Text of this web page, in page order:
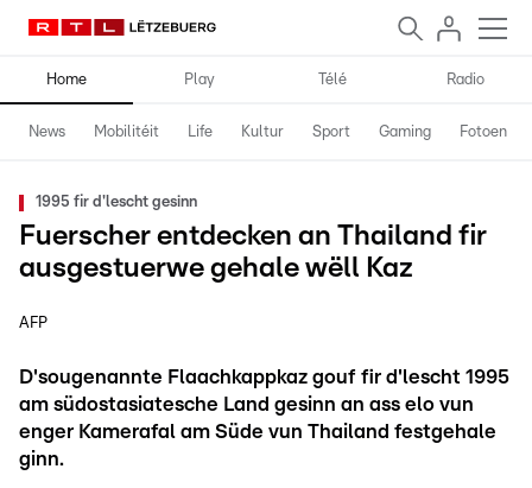
Home Play Télé Radio
News Mobilitéit Life Kultur Sport Gaming Fotoen
1995 fir d'lescht gesinn
Fuerscher entdecken an Thailand fir
ausgestuerwe gehale wëll Kaz
AFP
D'sougenannte Flaachkappkaz gouf fir d'lescht 1995
am südostasiatesche Land gesinn an ass elo vun
enger Kamerafal am Süde vun Thailand festgehale
ginn.